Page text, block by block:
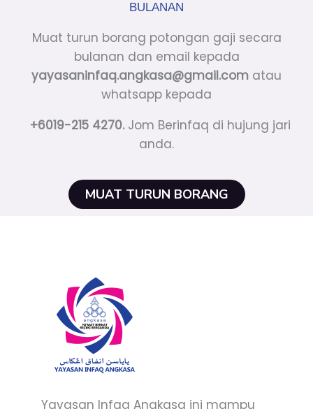
BULANAN
Muat turun borang potongan gaji secara
bulanan dan email kepada
yayasaninfaq.angkasa@gmail.com atau
whatsapp kepada
+6019-215 4270.Jom Berinfaq di hujung jari
anda.
MUAT TURUN BORANG
Yayasan Infaq Angkasa ini mampu